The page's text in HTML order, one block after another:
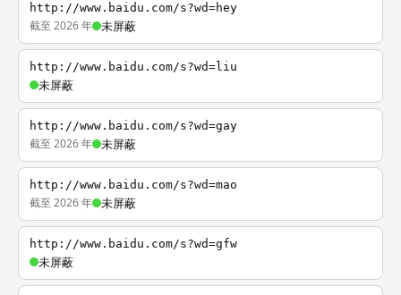
http://www.baidu.com/s?wd=hey
截至 2026 年 未屏蔽
http://www.baidu.com/s?wd=liu
未屏蔽
http://www.baidu.com/s?wd=gay
截至 2026 年 未屏蔽
http://www.baidu.com/s?wd=mao
截至 2026 年 未屏蔽
http://www.baidu.com/s?wd=gfw
未屏蔽